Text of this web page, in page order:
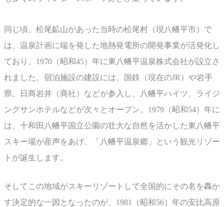
同じ頃、松尾鉱山があった当時の松尾村（現八幡平市）で
は、温泉計画に端を発した地熱発電所の開発事業が活発化し
ており、1970（昭和45）年に東八幡平温泉株式会社が設立さ
れました。宿泊施設の建設には、国鉄（現在のJR）や岩手
県、日商岩井（商社）などが参入し、八幡平ハイツ、ライジ
ングサンホテルなどが次々とオープン。1979（昭和54）年に
は、十和田八幡平国立公園の壮大な自然を活かした東八幡平
スキー場が産声をあげ、「八幡平温泉郷」という観光リゾー
トが誕生します。
そしてこの地域がスキーリゾートして全国的にその名を轟か
す決定的な一因となったのが、1981（昭和56）年の安比高原